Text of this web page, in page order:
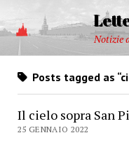
Notizie
Posts tagged as
Il cielo sopra San
25 GENNAIO 2022